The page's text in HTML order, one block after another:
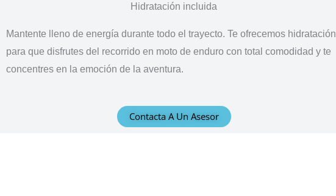
Hidratación incluida
Mantente lleno de energía durante todo el trayecto. Te ofrecemos hidratación
para que disfrutes del recorrido en moto de enduro con total comodidad y te
concentres en la emoción de la aventura.
Contacta A Un Asesor